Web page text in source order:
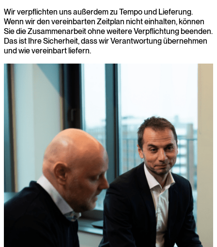
Wir verpflichten uns außerdem zu Tempo und Lieferung.
Wenn wir den vereinbarten Zeitplan nicht einhalten, können
Sie die Zusammenarbeit ohne weitere Verpflichtung beenden.
Das ist Ihre Sicherheit, dass wir Verantwortung übernehmen
und wie vereinbart liefern.